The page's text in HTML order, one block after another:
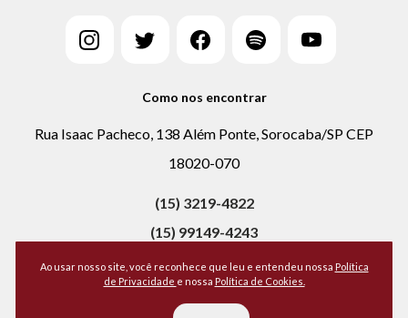
Como nos encontrar
Rua Isaac Pacheco, 138 Além Ponte, Sorocaba/SP CEP
18020-070
(15) 3219-4822
(15) 99149-4243
Política de Privacidade
Ao usar nosso site, você reconhece que leu e entendeu nossa Política
de Privacidade e nossa Política de Cookies.